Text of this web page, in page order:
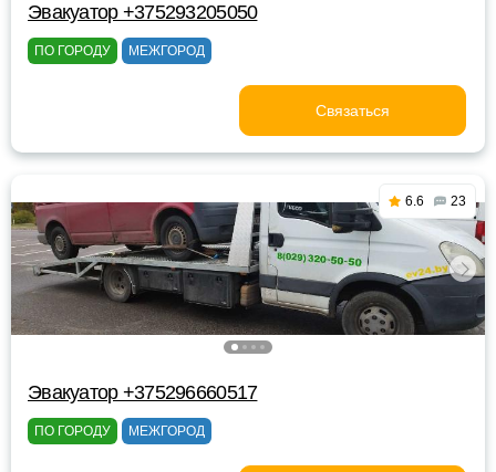
Эвакуатор +375293205050
ПО ГОРОДУ МЕЖГОРОД
Связаться
6.6 23
Эвакуатор +375296660517
ПО ГОРОДУ МЕЖГОРОД